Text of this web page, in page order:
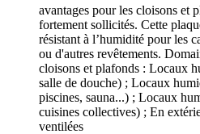
avantages pour les cloisons et
fortement sollicités. Cette
résistant à l’humidité pour les
ou d'autres revêtements.
cloisons et plafonds : Locaux
salle de douche) ; Locaux
piscines, sauna...) ; Locaux
cuisines collectives) ; En
ventilées